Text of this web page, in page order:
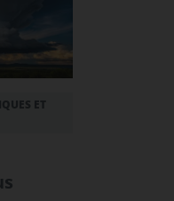
ET